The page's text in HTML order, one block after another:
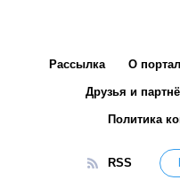
Рассылка О
Друзья и
Политика
RSS